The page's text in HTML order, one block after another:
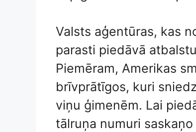
Valsts aģentūras, kas
parasti piedāvā
Piemēram, Amerikas
brīvprātīgos, kuri
viņu ģimenēm. Lai
tālruņa numuri